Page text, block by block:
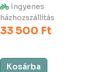
Ingyenes
házhozszállítás
33 500 Ft
Kosárba